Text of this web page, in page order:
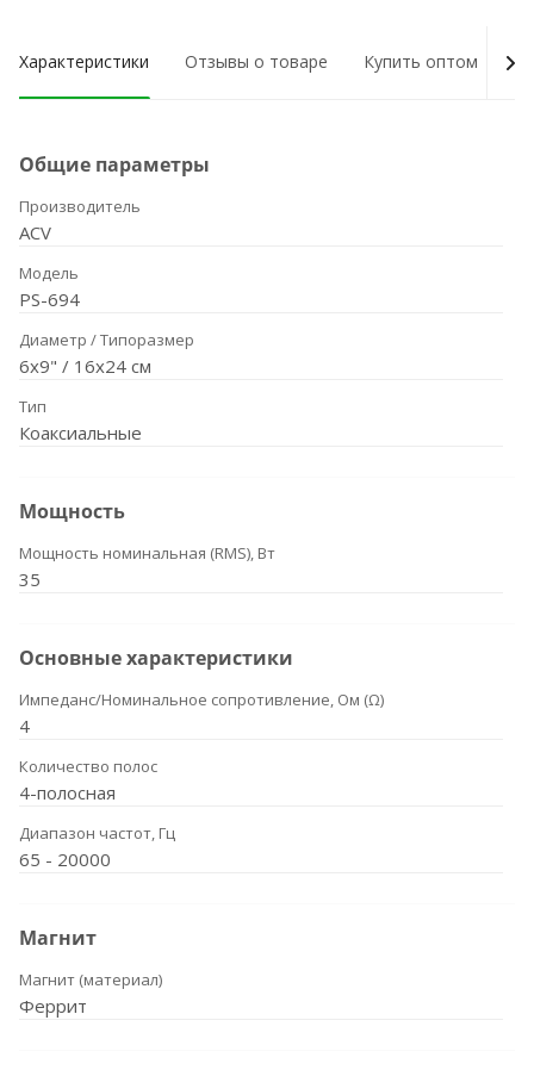
Характеристики Отзывы о товаре Купить оптом
Общие параметры
Производитель
ACV
Модель
PS-694
Диаметр / Типоразмер
6x9" / 16x24 см
Тип
Коаксиальные
Мощность
Мощность номинальная (RMS), Вт
35
Основные характеристики
Импеданс/Номинальное сопротивление, Ом (Ω)
4
Количество полос
4-полосная
Диапазон частот, Гц
65 - 20000
Магнит
Магнит (материал)
Феррит